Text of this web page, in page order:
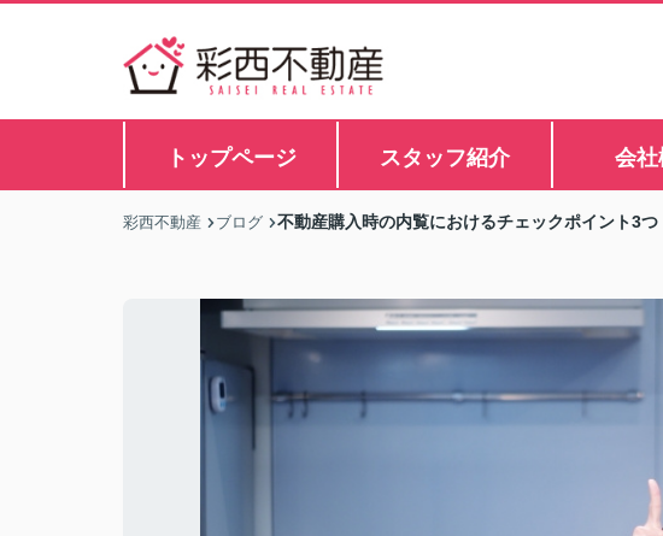
トップページ スタッフ紹介 会
彩西不動産 ブログ 不動産購入時の内覧におけるチェックポイント3